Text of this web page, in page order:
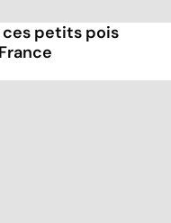
ces petits pois